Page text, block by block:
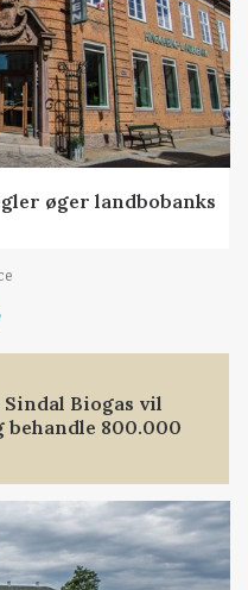
øger landbobanks
Biogas vil
800.000